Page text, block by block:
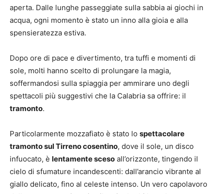
aperta. Dalle lunghe passeggiate sulla sabbia ai giochi in
acqua, ogni momento è stato un inno alla gioia e alla
spensieratezza estiva.
Dopo ore di pace e divertimento, tra tuffi e momenti di
sole, molti hanno scelto di prolungare la magia,
soffermandosi sulla spiaggia per ammirare uno degli
spettacoli più suggestivi che la Calabria sa offrire: il
tramonto.
Particolarmente mozzafiato è stato lo spettacolare
tramonto sul Tirreno cosentino, dove il sole, un disco
infuocato, è lentamente sceso all’orizzonte, tingendo il
cielo di sfumature incandescenti: dall’arancio vibrante al
giallo delicato, fino al celeste intenso. Un vero capolavoro